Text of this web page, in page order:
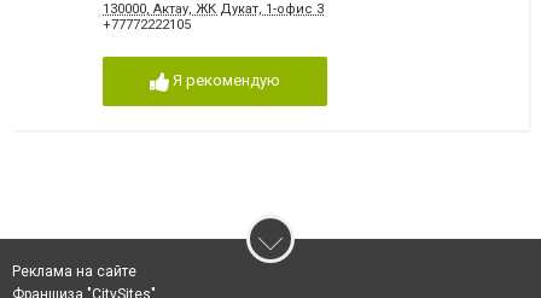
130000, Актау, ЖК Дукат, 1-офис 3
+77772222105
Я рекомендую
Реклама на сайте
Франшиза "CitySites"